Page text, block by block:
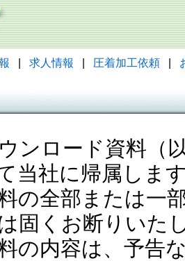
求人情報 圧着加工依頼
ンロード資料（
当社に帰属しま
の全部または一
固くお断りいた
の内容は、予告